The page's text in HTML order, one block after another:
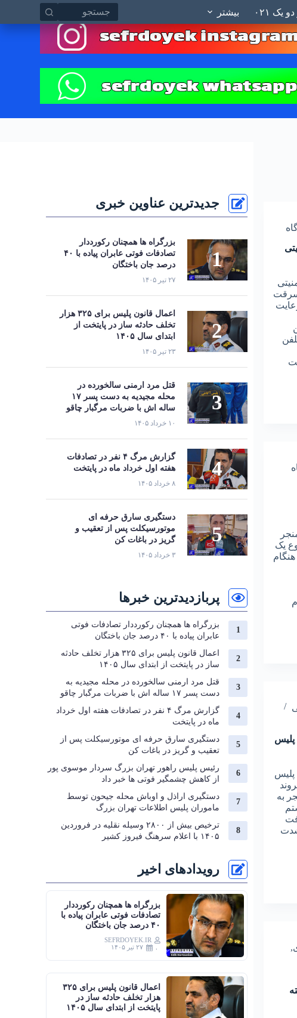
ر
برچسب ها ارتباط با صفر دو یک ۰۲۱ نقشه سایت یک ۰۲۱ بیشتر
سرقت
یک
پلیس
پلیس
به
,
جدیدترین عناوین خبری
بزرگراه‌ ها همچنان رکورددار
تصادفات فوتی عابران پیاده با ۴۰
درصد جان‌ باختگان
۲۷ تیر ۱۴۰۵
اعمال قانون پلیس برای ۳۲۵ هزار
تخلف حادثه ساز در پایتخت از
ابتدای سال ۱۴۰۵
۲۳ تیر ۱۴۰۵
قتل مرد ارمنی سالخورده در
محله مجیدیه به دست پسر ۱۷
ساله اش با ضربات مرگبار چاقو
۱۰ خرداد ۱۴۰۵
گزارش مرگ ۴ نفر در تصادفات
هفته اول خرداد ماه در پایتخت
۸ خرداد ۱۴۰۵
دستگیری سارق حرفه‌ ای
موتورسیکلت پس از تعقیب و
گریز در باغات کن
۳ خرداد ۱۴۰۵
پربازدیدترین خبرها
بزرگراه‌ ها همچنان رکورددار تصادفات فوتی
عابران پیاده با ۴۰ درصد جان‌ باختگان
اعمال قانون پلیس برای ۳۲۵ هزار تخلف حادثه
ساز در پایتخت از ابتدای سال ۱۴۰۵
قتل مرد ارمنی سالخورده در محله مجیدیه به
دست پسر ۱۷ ساله اش با ضربات مرگبار چاقو
گزارش مرگ ۴ نفر در تصادفات هفته اول خرداد
ماه در پایتخت
دستگیری سارق حرفه‌ ای موتورسیکلت پس از
تعقیب و گریز در باغات کن
رئیس پلیس راهور تهران بزرگ سردار موسوی پور
از کاهش چشمگیر فوتی ها خبر داد
دستگیری اراذل و اوباش محله جیحون توسط
ماموران پلیس اطلاعات تهران بزرگ
ترخیص بیش از ۲۸۰۰ وسیله نقلیه در فروردین
۱۴۰۵ با اعلام سرهنگ فیروز کشیر
رویدادهای اخیر
بزرگراه‌ ها همچنان رکورددار
تصادفات فوتی عابران پیاده با
۴۰ درصد جان‌ باختگان
SEFRDOYEK.IR
۲۷ تیر ۱۴۰۵
اعمال قانون پلیس برای ۳۲۵
هزار تخلف حادثه ساز در
پایتخت از ابتدای سال ۱۴۰۵